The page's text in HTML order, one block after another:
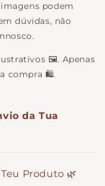
podem
dúvidas, não
🖼️. Apenas
compra 🛍️.
da Tua
Produto 🌿